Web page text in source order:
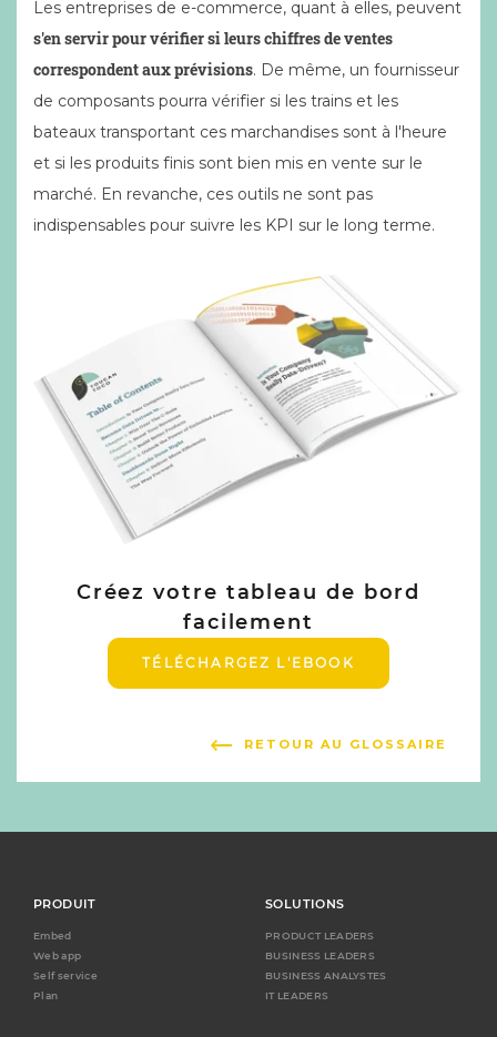
Les entreprises de e-commerce, quant à elles, peuvent
s'en servir pour vérifier si leurs chiffres de ventes
correspondent aux prévisions. De même, un fournisseur
de composants pourra vérifier si les trains et les
bateaux transportant ces marchandises sont à l'heure
et si les produits finis sont bien mis en vente sur le
marché. En revanche, ces outils ne sont pas
indispensables pour suivre les KPI sur le long terme.
Créez votre tableau de bord
facilement
TÉLÉCHARGEZ L'EBOOK
RETOUR AU GLOSSAIRE
PRODUIT
Embed
Web app
Self service
Plan
SOLUTIONS
PRODUCT LEADERS
BUSINESS LEADERS
BUSINESS ANALYSTES
IT LEADERS